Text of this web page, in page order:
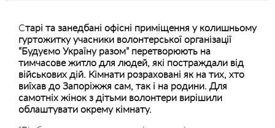
Старі та занедбані офісні приміщення у колишньому
гуртожитку учасники волонтерської організації
“Будуємо Україну разом” перетворюють на
тимчасове житло для людей, які постраждали від
військових дій. Кімнати розраховані як на тих, хто
виїхав до Запоріжжя сам, так і на родини. Для
самотніх жінок з дітьми волонтери вирішили
облаштувати окрему кімнату.